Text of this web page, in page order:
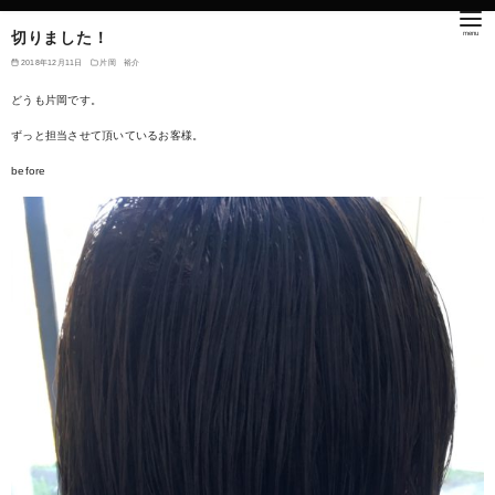
切りました！
2018年12月11日 片岡 裕介
どうも片岡です。
ずっと担当させて頂いているお客様。
before